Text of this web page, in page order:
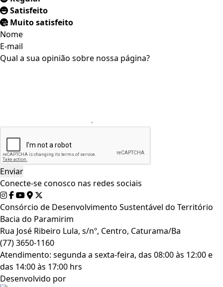
Satisfeito
Muito satisfeito
Nome
E-mail
Qual a sua opinião sobre nossa página?
Conecte-se conosco nas redes sociais
Consórcio de Desenvolvimento Sustentável do Território
Bacia do Paramirim
Rua José Ribeiro Lula, s/nº, Centro, Caturama/Ba
(77) 3650-1160
Atendimento: segunda a sexta-feira, das 08:00 às 12:00 e
das 14:00 às 17:00 hrs
Desenvolvido por